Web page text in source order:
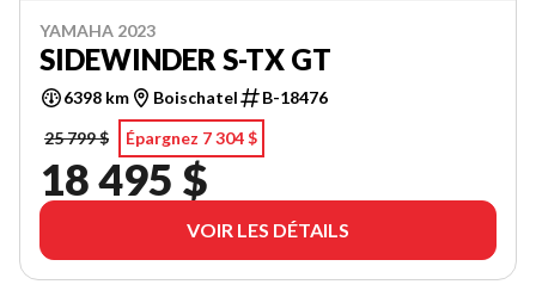
YAMAHA 2023
SIDEWINDER S-TX GT
6398 km Boischatel
B-18476
25 799 $
Épargnez 7 304 $
18 495 $
VOIR LES DÉTAILS